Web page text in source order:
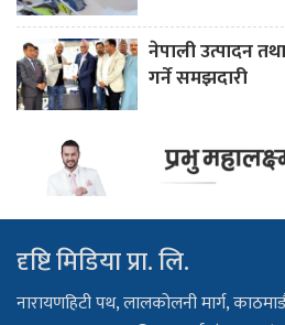
नेपाली उत्पादन
गर्ने समझदारी
दृष्टि मिडिया प्रा. लि.
नारायणहिटी पथ, लालकोलनी मार्ग,